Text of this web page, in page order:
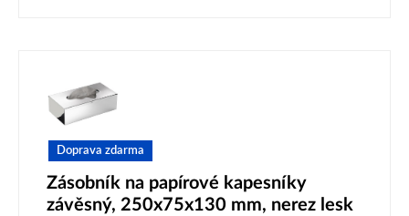
Doprava zdarma
Zásobník na papírové kapesníky
závěsný, 250x75x130 mm, nerez lesk